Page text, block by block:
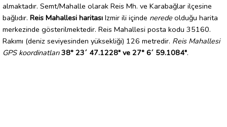
almaktadır. Semt/Mahalle olarak Reis Mh. ve Karabağlar ilçesine
bağlıdır. Reis Mahallesi haritası Izmir ili içinde nerede olduğu harita
merkezinde gösterilmektedir. Reis Mahallesi posta kodu 35160.
Rakımı (deniz seviyesinden yüksekliği) 126 metredir. Reis Mahallesi
GPS koordinatları 38° 23´ 47.1228" ve 27° 6´ 59.1084".